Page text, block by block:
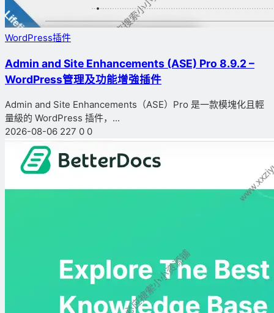
WordPress插件
Admin and Site Enhancements (ASE) Pro 8.9.2 –
WordPress管理及功能增強插件
Admin and Site Enhancements（ASE）Pro 是一款模塊化且輕
量級的 WordPress 插件，...
2026-08-06 227 0 0